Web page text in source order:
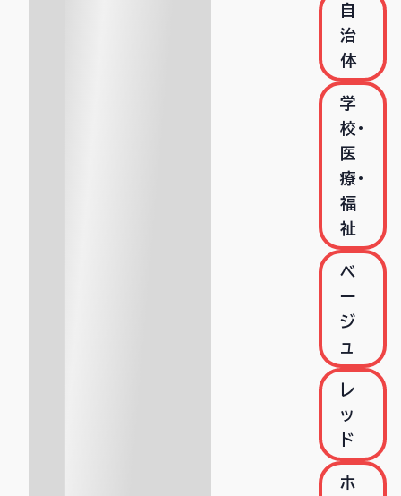
自
治
体
学
校・
医
療・
福
祉
ベ
ー
ジ
ュ
レ
ッ
ド
ホ